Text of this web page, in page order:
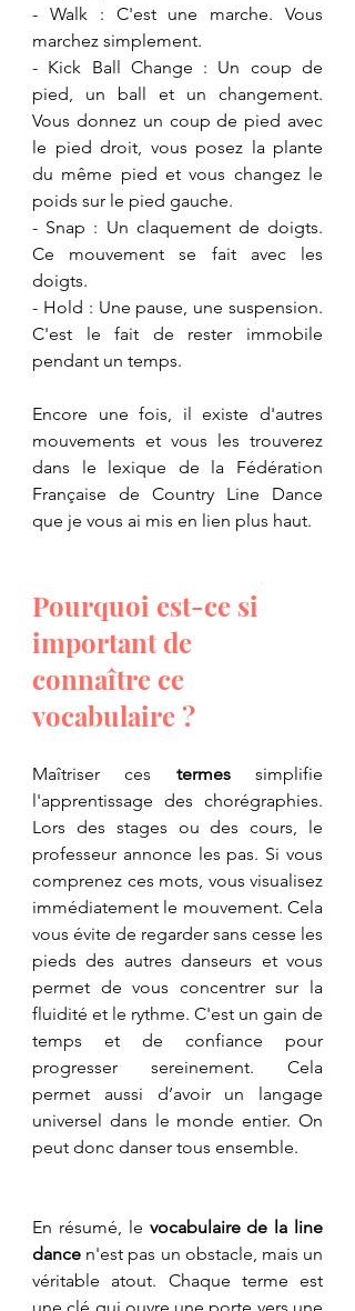
​- Walk : C'est une marche. Vous
marchez simplement.
- ​Kick Ball Change : Un coup de
pied, un ball et un changement.
Vous donnez un coup de pied avec
le pied droit, vous posez la plante
du même pied et vous changez le
poids sur le pied gauche.
- Snap : Un claquement de doigts.
Ce mouvement se fait avec les
doigts.
- Hold : Une pause, une suspension.
C'est le fait de rester immobile
pendant un temps.
Encore une fois, il existe d'autres
mouvements et vous les trouverez
dans le lexique de la Fédération
Française de Country Line Dance
que je vous ai mis en lien plus haut.
Pourquoi est-ce si
important de
connaître ce
vocabulaire ?
​Maîtriser ces termes simplifie
l'apprentissage des chorégraphies.
Lors des stages ou des cours, le
professeur annonce les pas. Si vous
comprenez ces mots, vous visualisez
immédiatement le mouvement. Cela
vous évite de regarder sans cesse les
pieds des autres danseurs et vous
permet de vous concentrer sur la
fluidité et le rythme. C'est un gain de
temps et de confiance pour
progresser sereinement. Cela
permet aussi d’avoir un langage
universel dans le monde entier. On
peut donc danser tous ensemble.
​En résumé, le vocabulaire de la line
dance n'est pas un obstacle, mais un
véritable atout. Chaque terme est